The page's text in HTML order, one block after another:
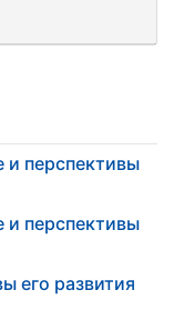
и перспективы
и перспективы
его развития